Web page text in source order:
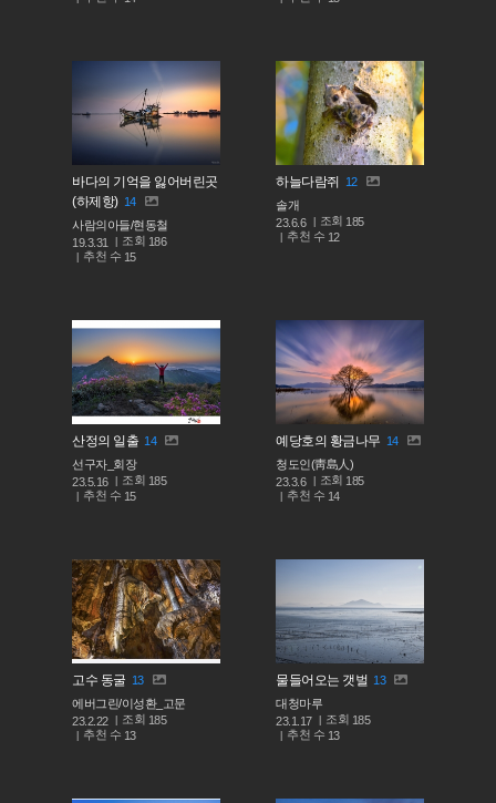
바다의 기억을 잃어버린곳
(하제항) 14
사람의아들/현동철
19.3.31
조회 186
추천 수 15
하늘다람쥐 12
솔개
23.6.6
조회 185
추천 수 12
산정의 일출 14
선구자_회장
23.5.16
조회 185
추천 수 15
예당호의 황금나무 14
청도인(靑島人)
23.3.6
조회 185
추천 수 14
고수 동굴 13
에버그린/이성환_고문
23.2.22
조회 185
추천 수 13
물들어오는 갯벌 13
대청마루
23.1.17
조회 185
추천 수 13